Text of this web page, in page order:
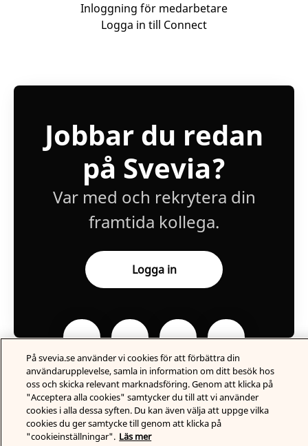
Inloggning för medarbetare
Logga in till Connect
Jobbar du redan
på Svevia?
Var med och rekrytera din
framtida kollega.
Logga in
Karriärsidafrån Teamtailor
På svevia.se använder vi cookies för att förbättra din
användarupplevelse, samla in information om ditt besök hos
oss och skicka relevant marknadsföring. Genom att klicka på
"Acceptera alla cookies" samtycker du till att vi använder
cookies i alla dessa syften. Du kan även välja att uppge vilka
cookies du ger samtycke till genom att klicka på
"cookieinställningar". Läs mer